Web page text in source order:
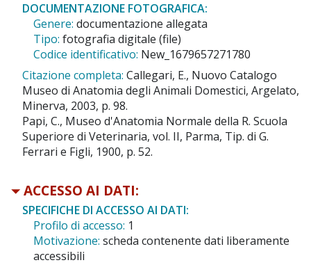
DOCUMENTAZIONE FOTOGRAFICA:
Genere: documentazione allegata
Tipo: fotografia digitale (file)
Codice identificativo: New_1679657271780
Citazione completa: Callegari, E., Nuovo Catalogo
Museo di Anatomia degli Animali Domestici, Argelato,
Minerva, 2003, p. 98.
Papi, C., Museo d'Anatomia Normale della R. Scuola
Superiore di Veterinaria, vol. II, Parma, Tip. di G.
Ferrari e Figli, 1900, p. 52.
ACCESSO AI DATI:
SPECIFICHE DI ACCESSO AI DATI:
Profilo di accesso: 1
Motivazione: scheda contenente dati liberamente
accessibili